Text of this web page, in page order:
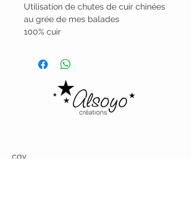
Utilisation de chutes de cuir chinées
au grée de mes balades
100% cuir
cgv